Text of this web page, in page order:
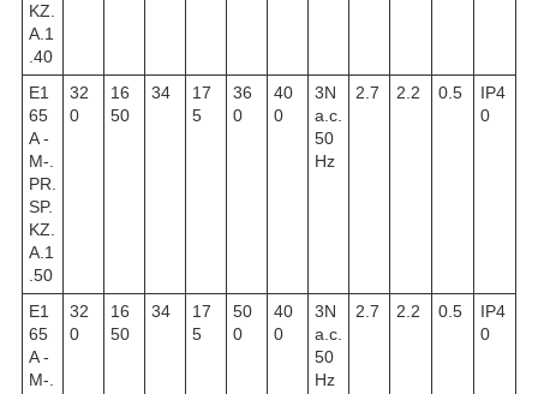
KZ.
A.1
.40
E1
65
A -
M-.
PR.
SP.
KZ.
A.1
.50
32
0
16
50
34
17
5
36
0
40
0
3N
a.c.
50
Hz
2.7 2.2 0.5
IP4
0
E1
65
A -
M-.
32
0
16
50
34
17
5
50
0
40
0
3N
a.c.
50
Hz
2.7 2.2 0.5
IP4
0